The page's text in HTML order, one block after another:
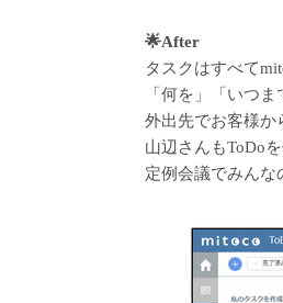
🌟After
タスクはすべて
「何を」「いつ
外出先でお客様か
山辺さんもToDo
定例会議でみんな